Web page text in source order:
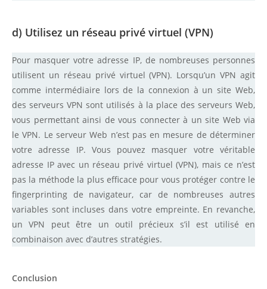
d) Utilisez un réseau privé virtuel (VPN)
Pour masquer votre adresse IP, de nombreuses personnes
utilisent un réseau privé virtuel (VPN). Lorsqu’un VPN agit
comme intermédiaire lors de la connexion à un site Web,
des serveurs VPN sont utilisés à la place des serveurs Web,
vous permettant ainsi de vous connecter à un site Web via
le VPN. Le serveur Web n’est pas en mesure de déterminer
votre adresse IP. Vous pouvez masquer votre véritable
adresse IP avec un réseau privé virtuel (VPN), mais ce n’est
pas la méthode la plus efficace pour vous protéger contre le
fingerprinting de navigateur, car de nombreuses autres
variables sont incluses dans votre empreinte. En revanche,
un VPN peut être un outil précieux s’il est utilisé en
combinaison avec d’autres stratégies.
Conclusion